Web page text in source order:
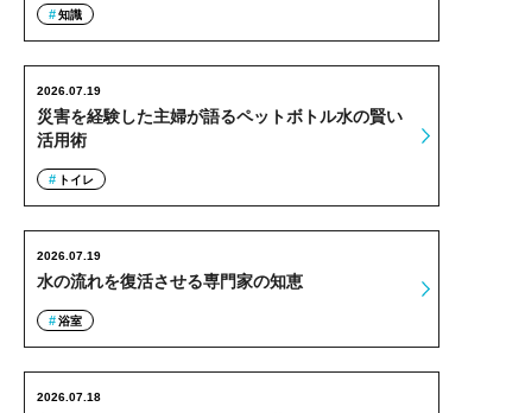
知識
災害を経験した主婦が語るペットボトル水の賢い
活用術
2026.07.19
トイレ
水の流れを復活させる専門家の知恵
2026.07.19
浴室
2026.07.18